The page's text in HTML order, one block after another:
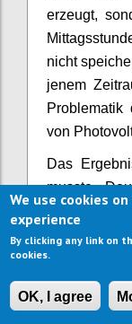
erzeugt,
nicht
jenem
Problematik
von
Das
musste
allen voran
einkaufen
hochfahren,
einem
We use cookies
experience
By clicking any link on
cookies.
OK, I agree